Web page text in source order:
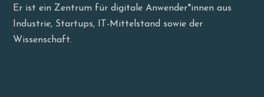
Er ist ein Zentrum für digitale Anwender*innen aus
Industrie, Startups, IT-Mittelstand sowie der
Wissenschaft.